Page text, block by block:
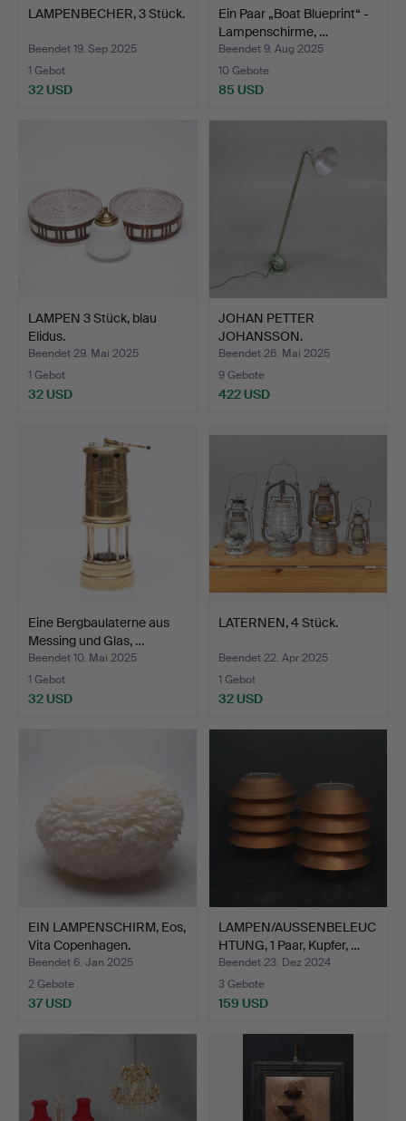
LAMPENBECHER, 3 Stück.
Beendet 19. Sep 2025
1 Gebot
32 USD
Ein Paar „Boat Blueprint“ -
Lampenschirme, …
Beendet 9. Aug 2025
10 Gebote
85 USD
LAMPEN 3 Stück, blau
Elidus.
Beendet 29. Mai 2025
1 Gebot
32 USD
JOHAN PETTER
JOHANSSON.
Industrielampe, Ei…
Beendet 26. Mai 2025
9 Gebote
422 USD
Eine Bergbaulaterne aus
Messing und Glas, …
Beendet 10. Mai 2025
1 Gebot
32 USD
LATERNEN, 4 Stück.
Beendet 22. Apr 2025
1 Gebot
32 USD
EIN LAMPENSCHIRM, Eos,
Vita Copenhagen.
Beendet 6. Jan 2025
2 Gebote
37 USD
LAMPEN/AUSSENBELEUC
HTUNG, 1 Paar, Kupfer, …
Beendet 23. Dez 2024
3 Gebote
159 USD